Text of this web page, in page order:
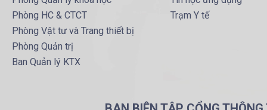
Phòng HC & CTCT
Phòng Vật tư và Trang thiết bị
Phòng Quản trị
Ban Quản lý KTX
Trạm Y tế